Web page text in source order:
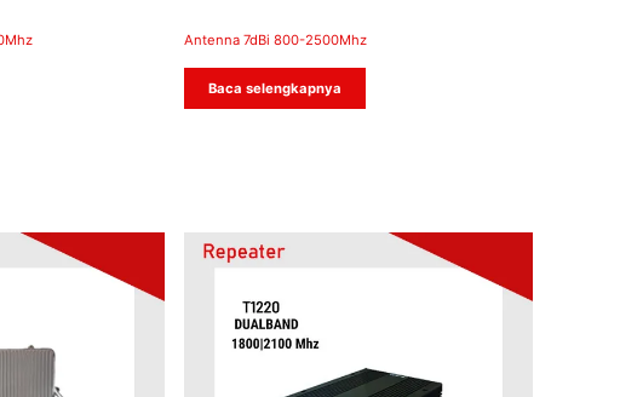
Antenna 7dBi 800-2500Mhz
Baca selengkapnya